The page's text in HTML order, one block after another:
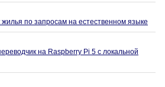
по запросам на естественном языке
на Raspberry Pi 5 с локальной